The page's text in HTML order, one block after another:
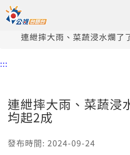
中央內容區塊
頭頁
連紲摔大雨、菜蔬浸水爛了
:::
連紲摔大雨、菜蔬浸
均起2成
發布時間: 2024-09-24